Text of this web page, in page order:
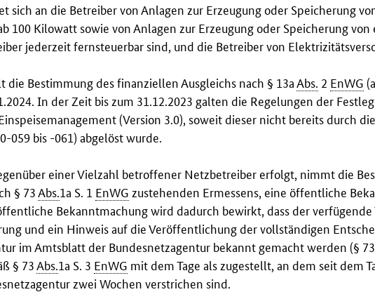
sich an die Betreiber von Anlagen zur Erzeugung oder Speicherung
100 Kilowatt sowie von Anlagen zur Erzeugung oder Speicherung
jederzeit fernsteuerbar sind, und die Betreiber von
die Bestimmung des finanziellen Ausgleichs nach § 13a Abs. 2 EnWG
In der Zeit bis zum 31.12.2023 galten die Regelungen der
(Version 3.0), soweit dieser nicht bereits durch
059 bis -061) abgelöst wurde.
einer Vielzahl betroffener Netzbetreiber erfolgt, nimmt die
§ 73 Abs. 1a S. 1 EnWG zustehenden Ermessens, eine öffentliche
Bekanntmachung wird dadurch bewirkt, dass der verfügende
und ein Hinweis auf die Veröffentlichung der vollständigen
im Amtsblatt der Bundesnetzagentur bekannt gemacht werden (§ 73
§ 73 Abs. 1a S. 3 EnWG mit dem Tage als zugestellt, an dem seit dem
zwei Wochen verstrichen sind.